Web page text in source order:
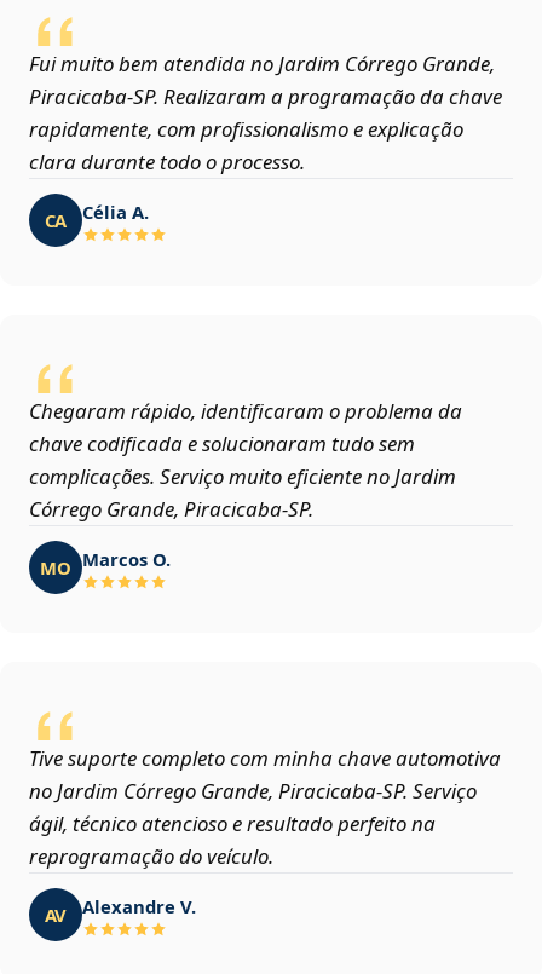
Fui muito bem atendida no Jardim Córrego Grande,
Piracicaba‑SP. Realizaram a programação da chave
rapidamente, com profissionalismo e explicação
clara durante todo o processo.
CA Célia A.
Chegaram rápido, identificaram o problema da
chave codificada e solucionaram tudo sem
complicações. Serviço muito eficiente no Jardim
Córrego Grande, Piracicaba‑SP.
MO Marcos O.
Tive suporte completo com minha chave automotiva
no Jardim Córrego Grande, Piracicaba‑SP. Serviço
ágil, técnico atencioso e resultado perfeito na
reprogramação do veículo.
AV Alexandre V.